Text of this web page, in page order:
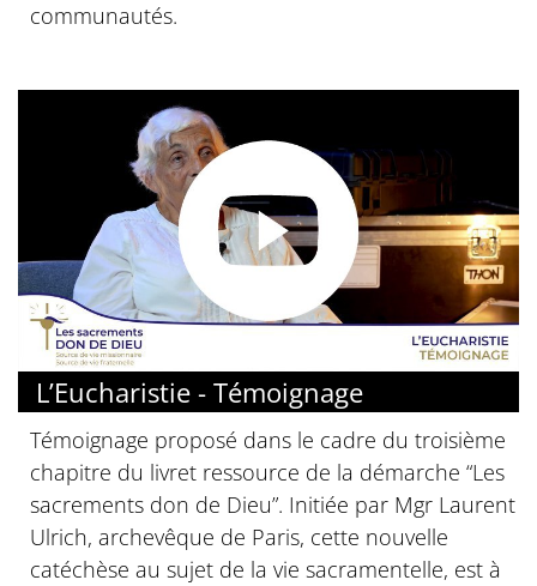
communautés.
L’Eucharistie - Témoignage
Témoignage proposé dans le cadre du troisième
chapitre du livret ressource de la démarche “Les
sacrements don de Dieu”. Initiée par Mgr Laurent
Ulrich, archevêque de Paris, cette nouvelle
catéchèse au sujet de la vie sacramentelle, est à